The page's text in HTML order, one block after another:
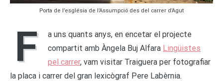
Porta de l’església de l’Assumpció des del carrer d’Agut
F
a uns quants anys, en encetar el projecte
compartit amb Àngela Buj Alfara Lingüistes
pel carrer, vam visitar Traiguera per fotografiar
la placa i carrer del gran lexicògraf Pere Labèrnia.